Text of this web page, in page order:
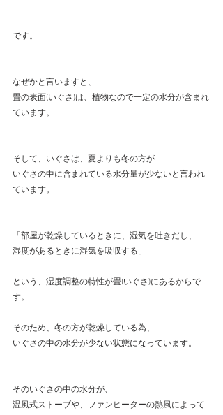
です。
なぜかと言いますと、
畳の表面(いぐさ)は、植物なので一定の水分が含まれ
ています。
そして、いぐさは、夏よりも冬の方が
いぐさの中に含まれている水分量が少ないと言われ
ています。
「部屋が乾燥しているときに、湿気を吐きだし、
湿度があるときに湿気を吸収する」
という、湿度調整の特性が畳(いぐさ)にあるからで
す。
そのため、冬の方が乾燥している為、
いぐさの中の水分が少ない状態になっています。
そのいぐさの中の水分が、
温風式ストーブや、ファンヒーターの熱風によって